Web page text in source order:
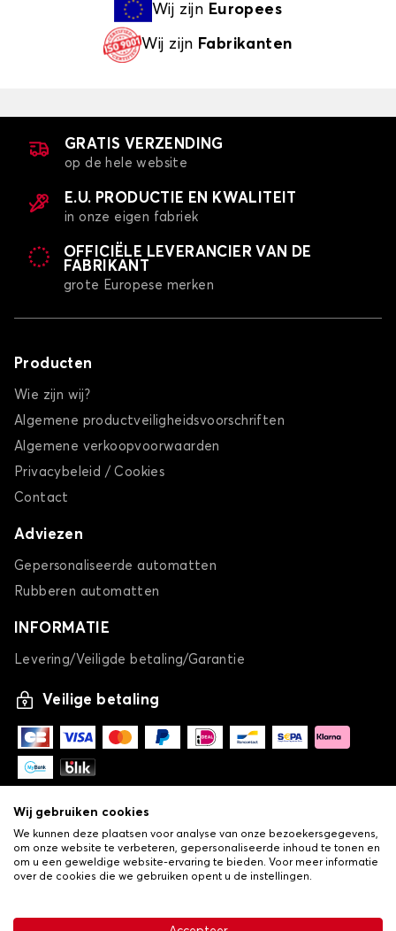
Wij zijn Europees
Wij zijn Fabrikanten
GRATIS VERZENDING
op de hele website
E.U. PRODUCTIE EN KWALITEIT
in onze eigen fabriek
OFFICIËLE LEVERANCIER VAN DE
FABRIKANT
grote Europese merken
Producten
Wie zijn wij?
Algemene productveiligheidsvoorschriften
Algemene verkoopvoorwaarden
Privacybeleid / Cookies
Contact
Adviezen
Gepersonaliseerde automatten
Rubberen automatten
INFORMATIE
Levering/Veiligde betaling/Garantie
Veilige betaling
Algemene verkoopvoorwaarden•Privacy- en cookiebeleid
Wij gebruiken cookies
We kunnen deze plaatsen voor analyse van onze bezoekersgegevens,
om onze website te verbeteren, gepersonaliseerde inhoud te tonen en
om u een geweldige website-ervaring te bieden. Voor meer informatie
over de cookies die we gebruiken opent u de instellingen.